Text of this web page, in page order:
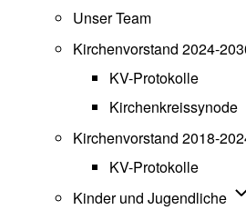
Unser Team
Kirchenvorstand 2024-
KV-Protokolle
Kirchenkreissynode
Kirchenvorstand 2018-
KV-Protokolle
Kinder und Jugendliche